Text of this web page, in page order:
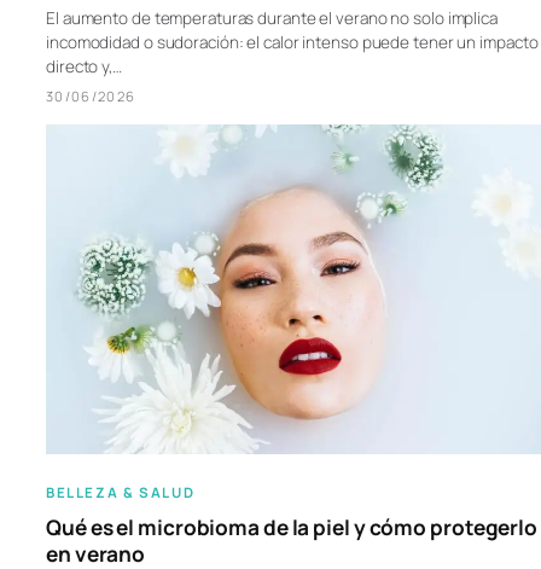
El aumento de temperaturas durante el verano no solo implica
incomodidad o sudoración: el calor intenso puede tener un impacto
directo y,…
30/06/2026
BELLEZA & SALUD
Qué es el microbioma de la piel y cómo protegerlo
en verano